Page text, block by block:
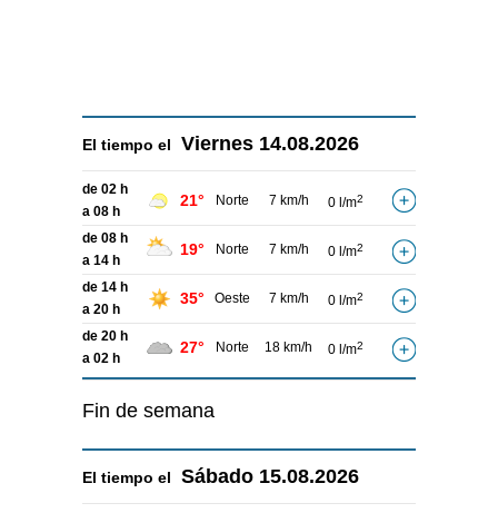
El tiempo el Viernes 14.08.2026
de 02 h
a 08 h
21° Norte 7 km/h 0 l/m2
de 08 h
a 14 h
19° Norte 7 km/h 0 l/m2
de 14 h
a 20 h
35° Oeste 7 km/h 0 l/m2
de 20 h
a 02 h
27° Norte 18 km/h 0 l/m2
Fin de semana
El tiempo el Sábado 15.08.2026